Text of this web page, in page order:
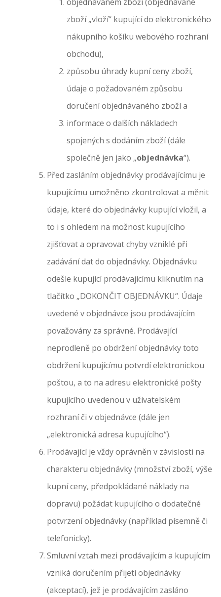
zboží „vloží“ kupující do elektronického
nákupního košíku webového rozhraní
obchodu),
způsobu úhrady kupní ceny zboží,
údaje o požadovaném způsobu
doručení objednávaného zboží a
informace o dalších nákladech
spojených s dodáním zboží (dále
společně jen jako „objednávka“).
Před zasláním objednávky prodávajícímu je
kupujícímu umožněno zkontrolovat a měnit
údaje, které do objednávky kupující vložil, a
to i s ohledem na možnost kupujícího
zjišťovat a opravovat chyby vzniklé při
zadávání dat do objednávky. Objednávku
odešle kupující prodávajícímu kliknutím na
tlačítko „DOKONČIT OBJEDNÁVKU“. Údaje
uvedené v objednávce jsou prodávajícím
považovány za správné. Prodávající
neprodleně po obdržení objednávky toto
obdržení kupujícímu potvrdí elektronickou
poštou, a to na adresu elektronické pošty
kupujícího uvedenou v uživatelském
rozhraní či v objednávce (dále jen
„elektronická adresa kupujícího“).
Prodávající je vždy oprávněn v závislosti na
charakteru objednávky (množství zboží, výše
kupní ceny, předpokládané náklady na
dopravu) požádat kupujícího o dodatečné
potvrzení objednávky (například písemně či
telefonicky).
Smluvní vztah mezi prodávajícím a kupujícím
vzniká doručením přijetí objednávky
(akceptací), jež je prodávajícím zasláno